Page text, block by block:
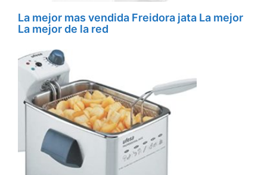
La mejor mas vendida Freidora jata La mejor
La mejor de la red